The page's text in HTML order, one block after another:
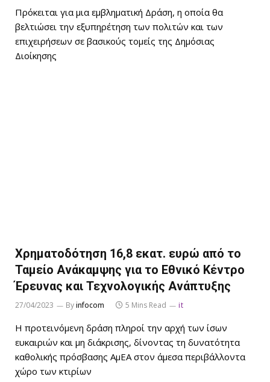
Πρόκειται για μια εμβληματική Δράση, η οποία θα
βελτιώσει την εξυπηρέτηση των πολιτών και των
επιχειρήσεων σε βασικούς τομείς της Δημόσιας
Διοίκησης
Χρηματοδότηση 16,8 εκατ. ευρώ από το
Ταμείο Ανάκαμψης για το Εθνικό Κέντρο
Έρευνας και Τεχνολογικής Ανάπτυξης
27/04/2023 Byinfocom 5 Mins Read it
Η προτεινόμενη δράση πληροί την αρχή των ίσων
ευκαιριών και μη διάκρισης, δίνοντας τη δυνατότητα
καθολικής πρόσβασης AμEA στον άμεσα περιβάλλοντα
χώρο των κτιρίων